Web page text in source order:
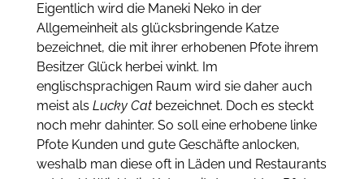
Eigentlich wird die Maneki Neko in der
Allgemeinheit als glücksbringende Katze
bezeichnet, die mit ihrer erhobenen Pfote ihrem
Besitzer Glück herbei winkt. Im
englischsprachigen Raum wird sie daher auch
meist als Lucky Cat bezeichnet. Doch es steckt
noch mehr dahinter. So soll eine erhobene linke
Pfote Kunden und gute Geschäfte anlocken,
weshalb man diese oft in Läden und Restaurants